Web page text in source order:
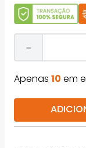
－
Apenas 10 em